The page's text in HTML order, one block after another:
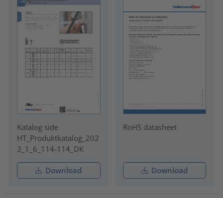
Katalog side
HT_Produktkatalog_202
3_1_6_114-114_DK
Download
RoHS datasheet
Download